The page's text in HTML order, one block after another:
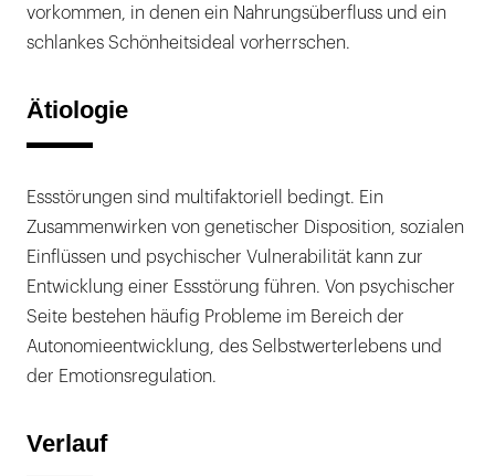
vorkommen, in denen ein Nahrungsüberfluss und ein
schlankes Schönheitsideal vorherrschen.
Ätiologie
Essstörungen sind multifaktoriell bedingt. Ein
Zusammenwirken von genetischer Disposition, sozialen
Einflüssen und psychischer Vulnerabilität kann zur
Entwicklung einer Essstörung führen. Von psychischer
Seite bestehen häufig Probleme im Bereich der
Autonomieentwicklung, des Selbstwerterlebens und
der Emotionsregulation.
Verlauf